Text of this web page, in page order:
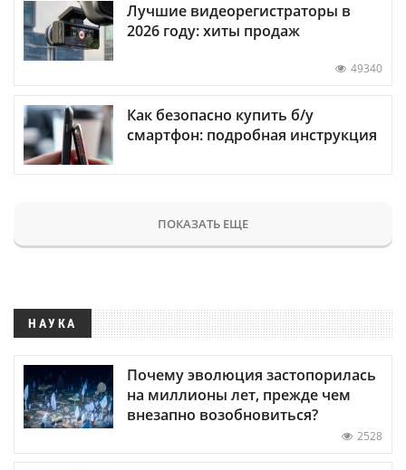
Лучшие видеорегистраторы в
2026 году: хиты продаж
49340
Как безопасно купить б/у
смартфон: подробная инструкция
ПОКАЗАТЬ ЕЩЕ
НАУКА
Почему эволюция застопорилась
на миллионы лет, прежде чем
внезапно возобновиться?
2528